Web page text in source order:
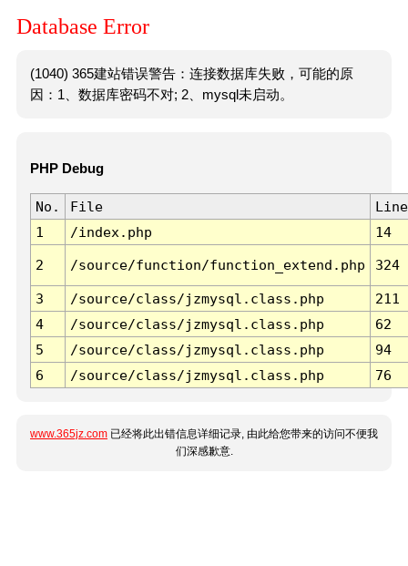
Database Error
(1040) 365建站错误警告：连接数据库失败，可能的原
因：1、数据库密码不对; 2、mysql未启动。
PHP Debug
No. File
Line
1
/index.php 14
2 /source/function/function_extend.php 324
3 /source/class/jzmysql.class.php
211
4
/source/class/jzmysql.class.php
62
5
/source/class/jzmysql.class.php
94
6
/source/class/jzmysql.class.php 76
www.365jz.com 已经将此出错信息详细记录, 由此给您带来的访问不便我
们深感歉意.